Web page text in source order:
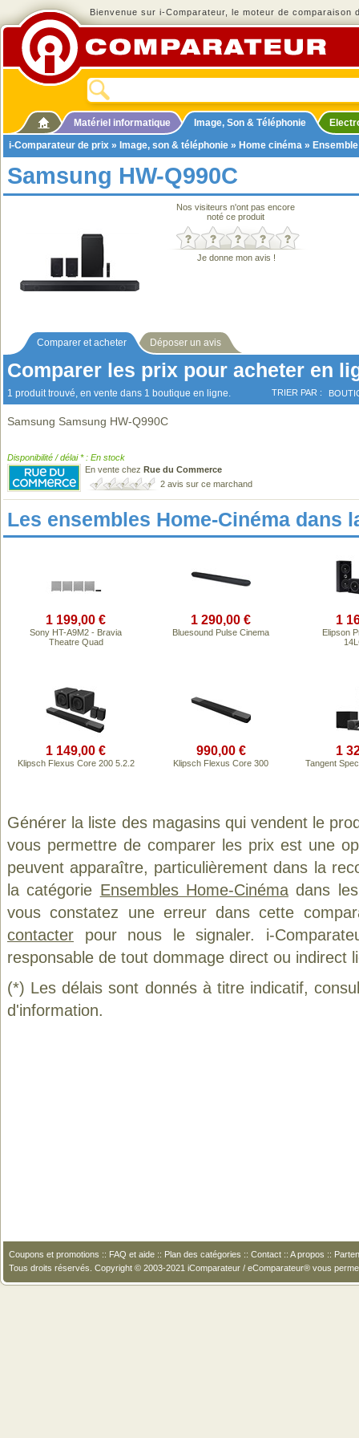
Bienvenue sur i-Comparateur, le moteur de comparaison
Matériel informatique Image, Son & Téléphonie
i-Comparateur de prix » Image, son & téléphonie » Home cinéma »
Samsung HW-Q990C
Nos visiteurs n'ont pas encore
noté ce produit
Je donne mon avis !
Comparer et acheter Déposer un avis
Comparer les prix pour acheter en
1 produit trouvé, en vente dans 1 boutique en ligne. TRIER PAR :
Samsung Samsung HW-Q990C
Disponibilité / délai * : En stock
En vente chez Rue du Commerce
2 avis sur ce marchand
Les ensembles Home-Cinéma dans
1 199,00 €
Sony HT-A9M2 - Bravia
Theatre Quad
1 290,00 €
Bluesound Pulse Cinema
1
Elipson
1 149,00 €
Klipsch Flexus Core 200 5.2.2
990,00 €
Klipsch Flexus Core 300
1
Tangent
Générer la liste des magasins qui vendent le
vous permettre de comparer les prix est une
peuvent apparaître, particulièrement dans la
la catégorie Ensembles Home-Cinémadans les
vous constatez une erreur dans cette
contacter pour nous le signaler. i-
responsable de tout dommage direct ou indirect
(*) Les délais sont donnés à titre indicatif,
d'information.
Coupons et promotions :: FAQ et aide :: Plan des catégories :: Contact :: A propos ::
Tous droits réservés. Copyright © 2003-2021 iComparateur / eComparateur® vous